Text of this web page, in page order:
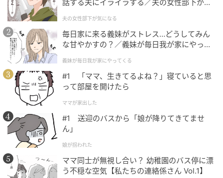
詞作曲能力だけでなく、アートワークまで手掛けるマ
ルチクリエイターぶりに驚きと称賛が集まっていま
す。「音楽的才能が異常レベル」など、その影響力と
才能へのリスペクト溢れる声ばかりでした。
楽曲制作・作詞作曲・歌唱・アートワークまで一貫して高い完
成度で作り上げており、どの作品も独自性と大衆性を両立して
いる点が超一流だと感じます。ヒット曲も多く、時代を代表す
るアーティストだと思います。（46歳/男性）
作詞・作曲・歌唱を完璧にこなすマルチな才能を持つアーティ
話する夫にイライラする／夫の女性部下が気
夫の女性部下が気になる
毎日家に来る義妹がストレス…どうしてみん
な甘やかすの？／義妹が毎日我が家にやって
が】
義妹が毎日我が家にやってくる
#1 「ママ、生きてるよね？」寝ていると思
って部屋を開けたら
ママが家出した
#1 送迎のバスから「娘が降りてきてませ
ん」
娘が拐われた
ママ同士が無視し合い？ 幼稚園のバス停に漂
う不穏な空気【私たちの連絡係さん Vol.1】